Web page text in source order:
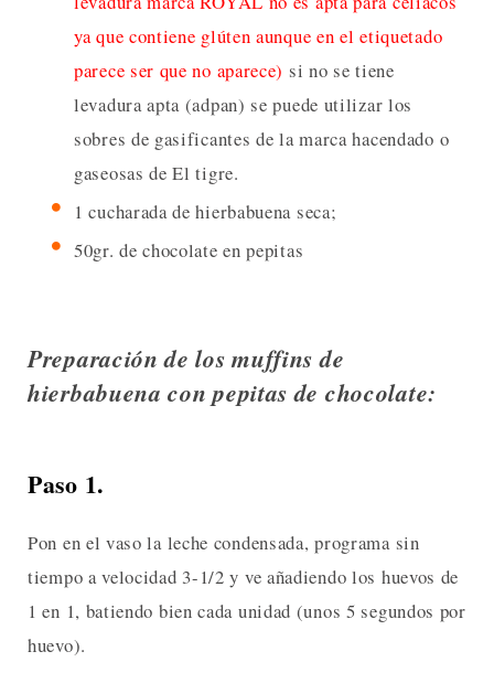
ya que contiene glúten aunque en el etiquetado
parece ser que no aparece) si no se tiene
levadura apta (adpan) se puede utilizar los
sobres de gasificantes de la marca hacendado o
gaseosas de El tigre.
1 cucharada de hierbabuena seca;
50gr. de chocolate en pepitas
Preparación de los muffins de
hierbabuena con pepitas de chocolate:
Paso 1.
Pon en el vaso la leche condensada, programa sin
tiempo a velocidad 3-1/2 y ve añadiendo los huevos de
1 en 1, batiendo bien cada unidad (unos 5 segundos por
huevo).